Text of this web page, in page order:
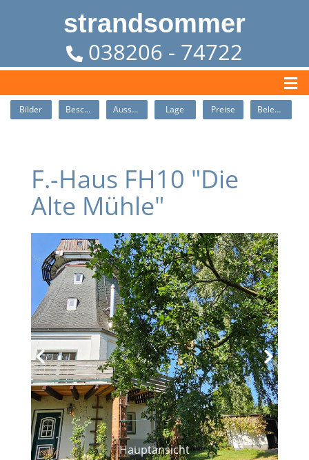
strandsommer
038206 - 74722
Bilder Beschreibung Ausstattung Lage Preise Belegung
F.-Haus FH10 "Die
Alte Mühle"
Hauptansicht
‹ ›